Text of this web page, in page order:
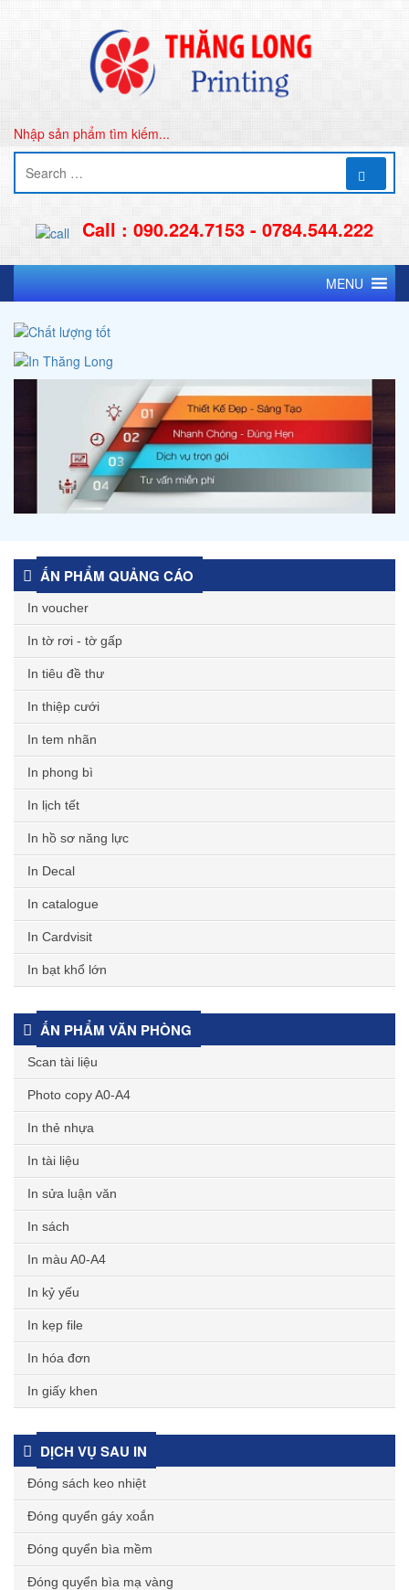
Nhập sản phẩm tìm kiếm...
Call : 090.224.7153 - 0784.544.222
MENU
ẤN PHẨM QUẢNG CÁO
In voucher
In tờ rơi - tờ gấp
In tiêu đề thư
In thiệp cưới
In tem nhãn
In phong bì
In lịch tết
In hồ sơ năng lực
In Decal
In catalogue
In Cardvisit
In bạt khổ lớn
ẤN PHẨM VĂN PHÒNG
Scan tài liệu
Photo copy A0-A4
In thẻ nhựa
In tài liệu
In sửa luận văn
In sách
In màu A0-A4
In kỷ yếu
In kẹp file
In hóa đơn
In giấy khen
DỊCH VỤ SAU IN
Đóng sách keo nhiệt
Đóng quyển gáy xoắn
Đóng quyển bìa mềm
Đóng quyển bìa mạ vàng